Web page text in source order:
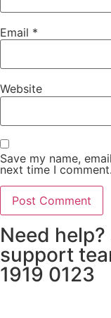
Email *
Website
Save my name,
next time I comment.
Need
support
1919 0123